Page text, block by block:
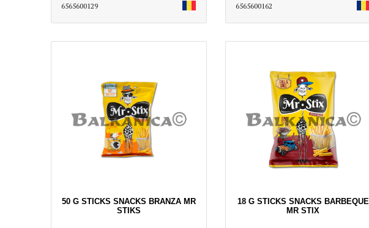
6565600129 6565600162
50 G STICKS SNACKS BRANZA MR
STIKS
18 G STICKS SNACKS BARBEQUE
MR STIX